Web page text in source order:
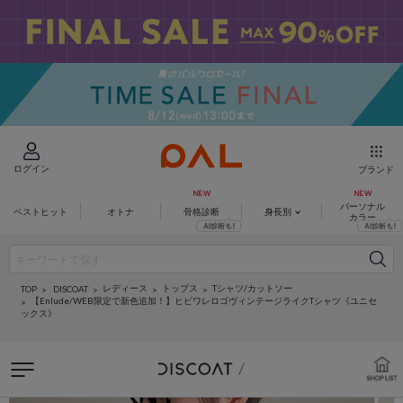
ログイン ブランド
ベストヒット オトナ 骨格診断 身長別
パーソナル
カラー
TOP DISCOAT レディース トップス
Tシャツ/カットソー
【Enlude/WEB限定で新色追加！】ヒビワレロゴヴィンテージライクTシャツ《ユニセ
ックス》